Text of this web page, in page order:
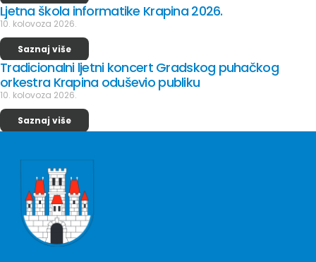
Ljetna škola informatike Krapina 2026.
10. kolovoza 2026.
Saznaj više
Tradicionalni ljetni koncert Gradskog puhačkog
orkestra Krapina oduševio publiku
10. kolovoza 2026.
Saznaj više